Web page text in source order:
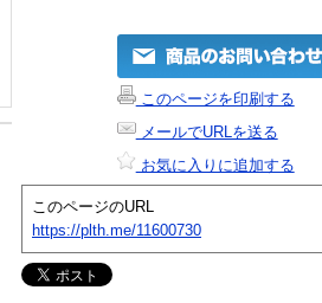
このページを印刷する
メールでURLを送る
お気に入りに追加する
このページのURL
https://plth.me/11600730